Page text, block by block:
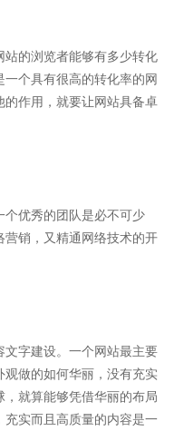
的浏览者能够有多少转化
个具有很高的转化率的网
作用，就要让网站具备卓
优秀的团队是必不可少
销，又精通网络技术的开
字建设。一个网站最主要
做的如何华丽，没有充实
就算能够凭借华丽的布局
实而且高质量的内容是一